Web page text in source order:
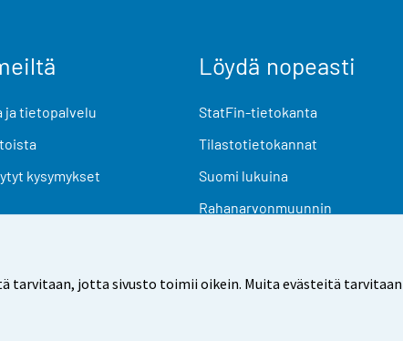
jotta sivusto toimii oikein. Muita evästeitä
ja tietopalvelu
kysymykset
Löydä nopeasti
StatFin-tietokanta
Tilastotietokannat
Suomi lukuina
Rahanarvonmuunnin